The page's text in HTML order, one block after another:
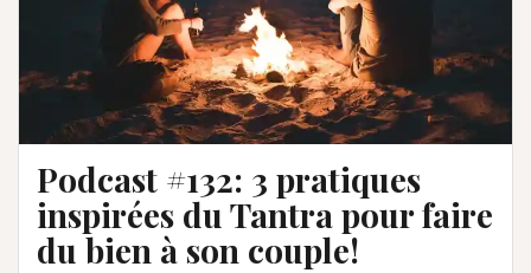
Podcast #132: 3 pratiques
inspirées du Tantra pour faire
du bien à son couple!